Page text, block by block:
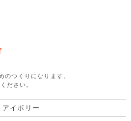
つくりになります。
ださい。
アイボリー